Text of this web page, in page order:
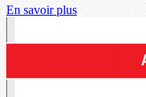
En savoir plus